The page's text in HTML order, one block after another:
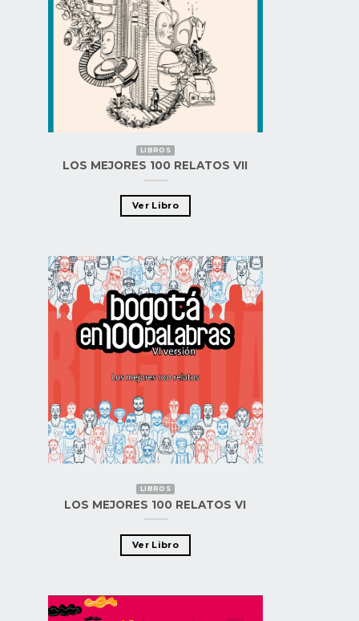
LIBROS
LOS MEJORES 100 RELATOS VII
Ver Libro
LIBROS
LOS MEJORES 100 RELATOS VI
Ver Libro